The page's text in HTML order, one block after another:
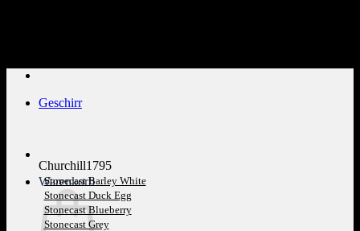
Warenkorb
Geschirr
Churchill1795
Stonecast Barley White
Stonecast Duck Egg
Stonecast Blueberry
Stonecast Grey